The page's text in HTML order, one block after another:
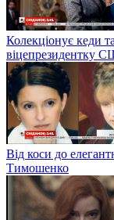
Колекціонує кеди
віцепрезидентку
Від коси до
Тимошенко